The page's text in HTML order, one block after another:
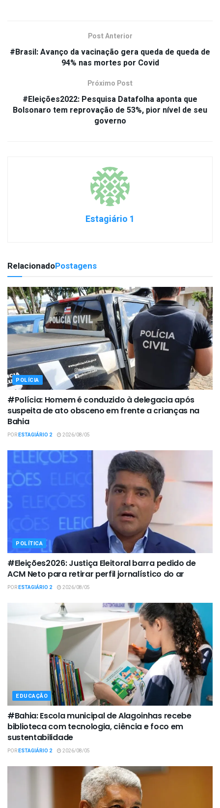
Post Anterior
#Brasil: Avanço da vacinação gera queda de queda de
94% nas mortes por Covid
Próximo Post
#Eleições2022: Pesquisa Datafolha aponta que
Bolsonaro tem reprovação de 53%, pior nível de seu
governo
Estagiário 1
RelacionadoPostagens
POLÍCIA
#Polícia: Homem é conduzido à delegacia após
suspeita de ato obsceno em frente a crianças na
Bahia
PORESTAGIÁRIO 2 2026/08/05
POLÍTICA
#Eleições2026: Justiça Eleitoral barra pedido de
ACM Neto para retirar perfil jornalístico do ar
PORESTAGIÁRIO 2 2026/08/05
EDUCAÇÃO
#Bahia: Escola municipal de Alagoinhas recebe
biblioteca com tecnologia, ciência e foco em
sustentabilidade
PORESTAGIÁRIO 2 2026/08/05